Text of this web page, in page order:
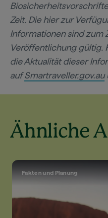
Zeit. Die hier zur
Informationen sind zum
Veröffentlichung gültig.
die Aktualität dieser
aufSmartraveller.gov.au
Ähnliche
Fakten und Planung